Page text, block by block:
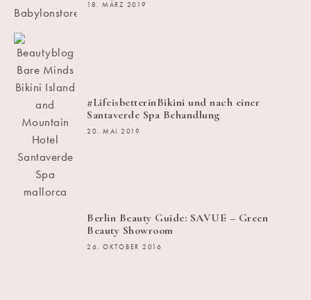
18. MÄRZ 2019
#LifeisbetterinBikini und nach einer
Santaverde Spa Behandlung
20. MAI 2019
Berlin Beauty Guide: SAVUE – Green
Beauty Showroom
26. OKTOBER 2016